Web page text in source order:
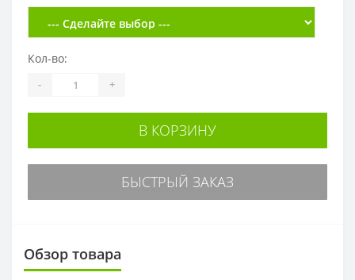
Кол-во:
- +
В КОРЗИНУ
БЫСТРЫЙ ЗАКАЗ
Обзор товара